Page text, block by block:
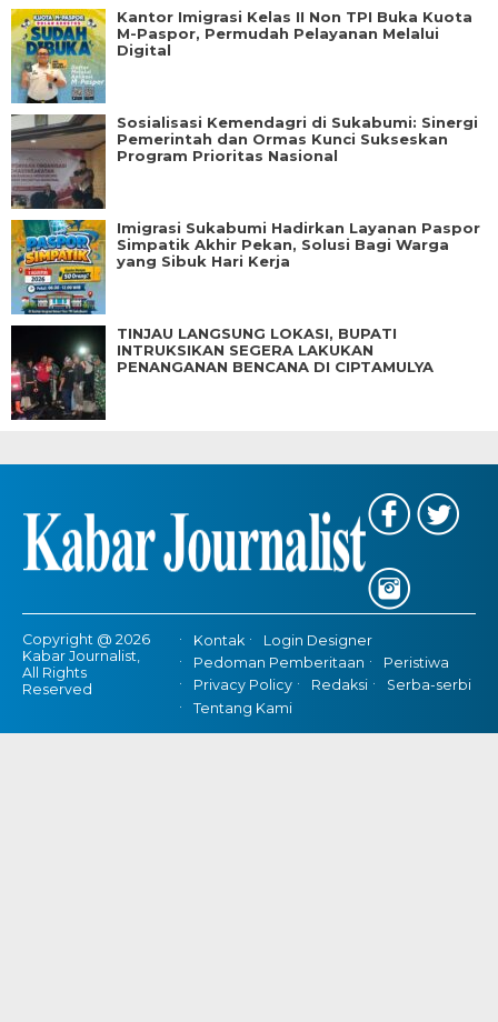
Kantor Imigrasi Kelas II Non TPI Buka Kuota
M-Paspor, Permudah Pelayanan Melalui
Digital
Sosialisasi Kemendagri di Sukabumi: Sinergi
Pemerintah dan Ormas Kunci Sukseskan
Program Prioritas Nasional
Imigrasi Sukabumi Hadirkan Layanan Paspor
Simpatik Akhir Pekan, Solusi Bagi Warga
yang Sibuk Hari Kerja
TINJAU LANGSUNG LOKASI, BUPATI
INTRUKSIKAN SEGERA LAKUKAN
PENANGANAN BENCANA DI CIPTAMULYA
Copyright @ 2026
Kabar Journalist,
All Rights
Reserved
Kontak
Login Designer
Pedoman Pemberitaan
Peristiwa
Privacy Policy
Redaksi
Serba-serbi
Tentang Kami